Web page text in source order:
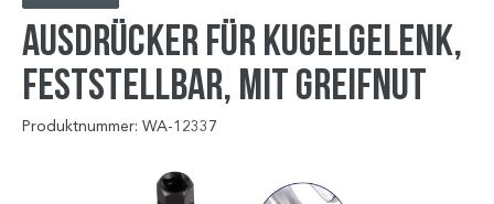
Ausdrücker für Kugelgelenk,
feststellbar, mit Greifnut
Produktnummer: WA-12337